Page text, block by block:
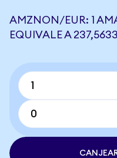
AMZNON/EUR: 1
EQUIVALE A